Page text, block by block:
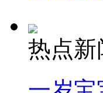
热点新